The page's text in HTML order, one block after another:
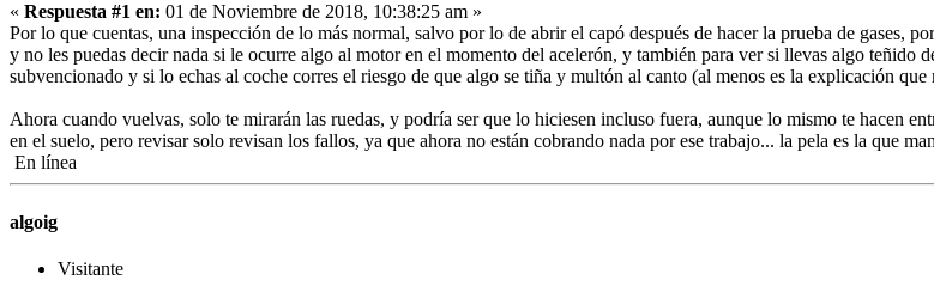
« Respuesta #1 en: 01 de Noviembre de 2018, 10:38:25 am »
Por lo que cuentas, una inspección de lo más normal, salvo por lo de abrir el capó después de hacer la prueba de gases,
y no les puedas decir nada si le ocurre algo al motor en el momento del acelerón, y también para ver si llevas algo teñido
subvencionado y si lo echas al coche corres el riesgo de que algo se tiña y multón al canto (al menos es la explicación que
Ahora cuando vuelvas, solo te mirarán las ruedas, y podría ser que lo hiciesen incluso fuera, aunque lo mismo te hacen
en el suelo, pero revisar solo revisan los fallos, ya que ahora no están cobrando nada por ese trabajo... la pela es la que
En línea
algoig
Visitante